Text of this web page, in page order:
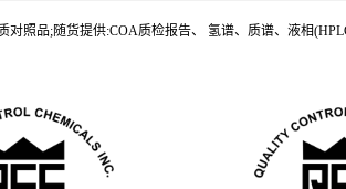
对照品;随货提供:COA质检报告、 氢谱、质谱、液相